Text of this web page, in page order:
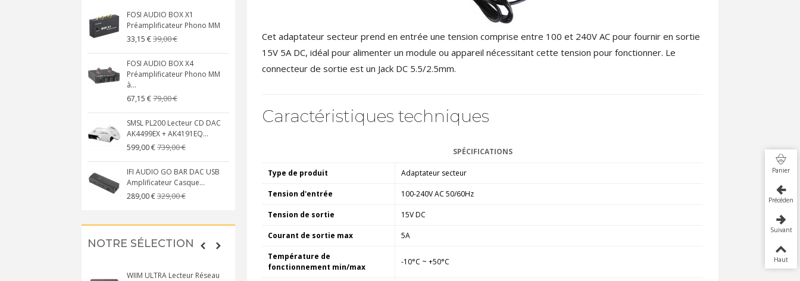
FOSI AUDIO BOX X1
Préamplificateur Phono MM
33,15 €39,00 €
FOSI AUDIO BOX X4
Préamplificateur Phono MM
à...
67,15 €79,00 €
SMSL PL200 Lecteur CD DAC
AK4499EX + AK4191EQ...
599,00 €739,00 €
IFI AUDIO GO BAR DAC USB
Amplificateur Casque...
289,00 €329,00 €
4,30 €4,95 €
[GRADE B] DAYTON AUDIO
MKSX4 Enceinte Subwoofer...
AUDIOPHONICS DA-S250NC
Amplificateur Intégré...
Amplificateur 4 Voies pour...
NOTRE SÉLECTION
WIIM ULTRA Lecteur Réseau
Cet adaptateur secteur prend en entrée une tension comprise entre 100 et 240V AC pour fournir en sortie
15V 5A DC, idéal pour alimenter un module ou appareil nécessitant cette tension pour fonctionner. Le
connecteur de sortie est un Jack DC 5.5/2.5mm.
Caractéristiques techniques
SPÉCIFICATIONS
Type de produit Adaptateur secteur
Tension d'entrée 100-240V AC 50/60Hz
Tension de sortie 15V DC
Courant de sortie max 5A
Température de
fonctionnement min/max
-10°C ~ +50°C
Panier
Précédent
Suivant
Haut